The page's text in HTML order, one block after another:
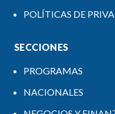
POLÍTICAS DE
SECCIONES
PROGRAMAS
NACIONALES